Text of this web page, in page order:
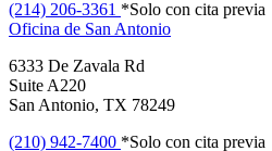
(214) 206-3361 *Solo con cita previa
Oficina de San Antonio
6333 De Zavala Rd
Suite A220
San Antonio, TX 78249
(210) 942-7400 *Solo con cita previa